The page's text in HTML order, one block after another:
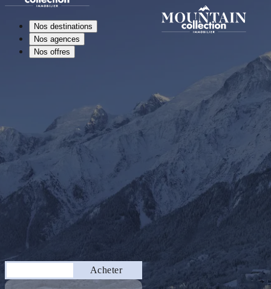
Acheter
Nos destinations
Nos agences
Nos offres